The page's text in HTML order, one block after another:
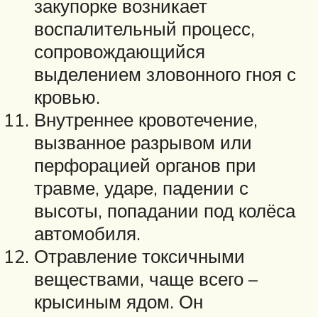
закупорке возникает
воспалительный процесс,
сопровождающийся
выделением зловонного гноя с
кровью.
Внутреннее кровотечение,
вызванное разрывом или
перфорацией органов при
травме, ударе, падении с
высоты, попадании под колёса
автомобиля.
Отравление токсичными
веществами, чаще всего –
крысиным ядом. Он